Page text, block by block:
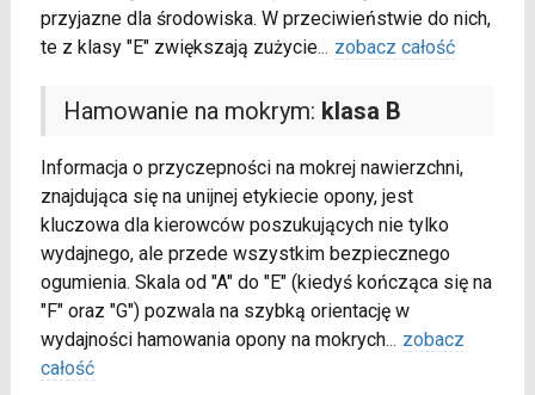
przyjazne dla środowiska. W przeciwieństwie do nich,
te z klasy "E" zwiększają zużycie... zobacz całość
Hamowanie na mokrym: klasa B
Informacja o przyczepności na mokrej nawierzchni,
znajdująca się na unijnej etykiecie opony, jest
kluczowa dla kierowców poszukujących nie tylko
wydajnego, ale przede wszystkim bezpiecznego
ogumienia. Skala od "A" do "E" (kiedyś kończąca się na
"F" oraz "G") pozwala na szybką orientację w
wydajności hamowania opony na mokrych... zobacz
całość